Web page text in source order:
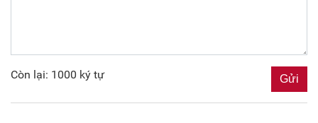
Còn lại: 1000 ký tự